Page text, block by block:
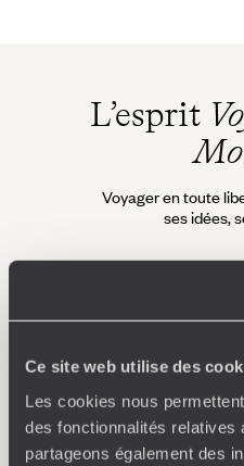
Ce site web utilise des
Les cookies nous
des fonctionnalités
partageons également des
L’esprit
Voyager en toute
ses idées,
Où